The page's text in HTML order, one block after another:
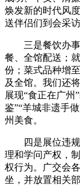
焕发新的时代风
送伴侣们到会采访
三是餐饮办事
餐、全馆配送；
份；菜式品种增
及全馆。我们还
展现“食正在广州
鉴”“羊城非遗手
州美食。
四是展位违规“
理和学问产权，
权行为。广交会
坐，并放置相关